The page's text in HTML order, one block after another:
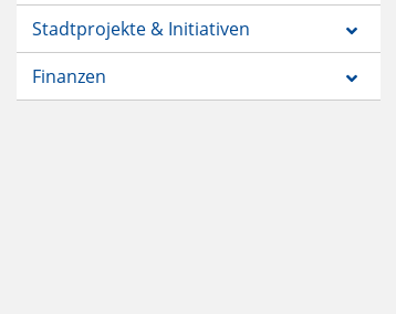
Stadtprojekte & Initiativen
Finanzen